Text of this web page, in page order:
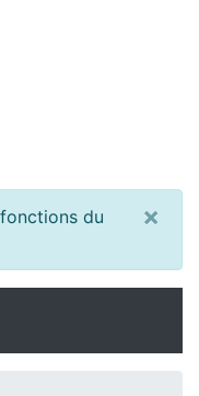
du ×